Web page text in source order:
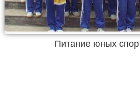
Питание юных